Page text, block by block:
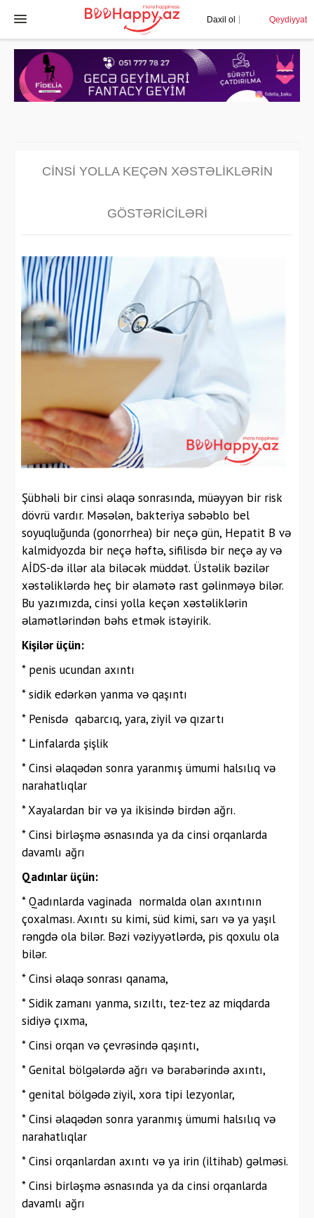
Daxil ol Qeydiyyat
CINSI YOLLA KEÇƏN XƏSTƏLIKLƏRIN
GÖSTƏRICILƏRI
Şübhəli bir cinsi əlaqə sonrasında, müəyyən bir risk
dövrü vardır. Məsələn, bakteriya səbəblo bel
soyuqluğunda (gonorrhea) bir neçə gün, Hepatit B və
kalmidyozda bir neçə həftə, sifilisdə bir neçə ay və
AİDS-də illər ala biləcək müddət. Üstəlik bəzilər
xəstəliklərdə heç bir əlamətə rast gəlinməyə bilər.
Bu yazımızda, cinsi yolla keçən xəstəliklərin
əlamətlərindən bəhs etmək istəyirik.
Kişilər üçün:
* penis ucundan axıntı
* sidik edərkən yanma və qaşıntı
* Penisdə qabarcıq, yara, ziyil və qızartı
* Linfalarda şişlik
* Cinsi əlaqədən sonra yaranmış ümumi halsılıq və
narahatlıqlar
* Xayalardan bir və ya ikisində birdən ağrı.
* Cinsi birləşmə əsnasında ya da cinsi orqanlarda
davamlı ağrı
Qadınlar üçün:
* Qadınlarda vaginada normalda olan axıntının
çoxalması. Axıntı su kimi, süd kimi, sarı və ya yaşıl
rəngdə ola bilər. Bəzi vəziyyətlərdə, pis qoxulu ola
bilər.
* Cinsi əlaqə sonrası qanama,
* Sidik zamanı yanma, sızıltı, tez-tez az miqdarda
sidiyə çıxma,
* Cinsi orqan və çevrəsində qaşıntı,
* Genital bölgələrdə ağrı və bərabərində axıntı,
* genital bölgədə ziyil, xora tipi lezyonlar,
* Cinsi əlaqədən sonra yaranmış ümumi halsılıq və
narahatlıqlar
* Cinsi orqanlardan axıntı və ya irin (iltihab) gəlməsi.
* Cinsi birləşmə əsnasında ya da cinsi orqanlarda
davamlı ağrı